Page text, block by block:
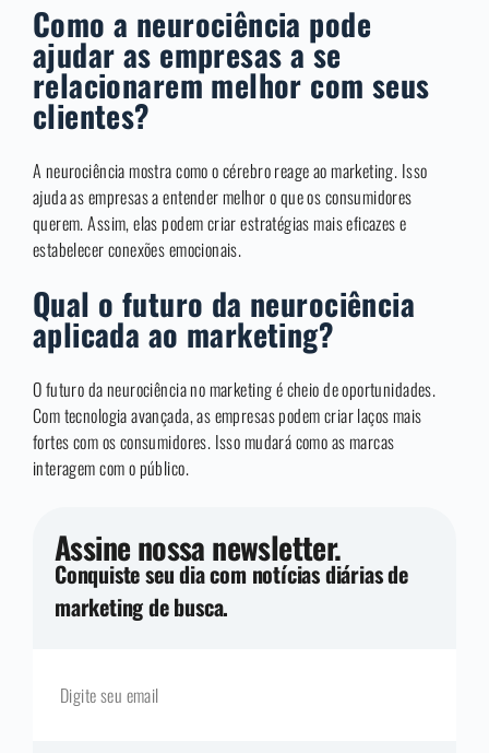
Como a neurociência pode
ajudar as empresas a se
relacionarem melhor com seus
clientes?
A neurociência mostra como o cérebro reage ao marketing. Isso
ajuda as empresas a entender melhor o que os consumidores
querem. Assim, elas podem criar estratégias mais eficazes e
estabelecer conexões emocionais.
Qual o futuro da neurociência
aplicada ao marketing?
O futuro da neurociência no marketing é cheio de oportunidades.
Com tecnologia avançada, as empresas podem criar laços mais
fortes com os consumidores. Isso mudará como as marcas
interagem com o público.
Assine nossa newsletter.
Conquiste seu dia com notícias diárias de
marketing de busca.